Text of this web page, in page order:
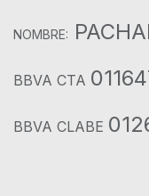
NOMBRE:
BBVA CTA
BBVA CLABE